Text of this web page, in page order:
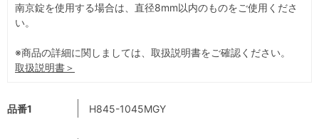
品番1 H845-1045MGY
南京錠を使用する場合は、直径8mm以内のものをご使用くださ
い。
※商品の詳細に関しましては、取扱説明書をご確認ください。
取扱説明書＞